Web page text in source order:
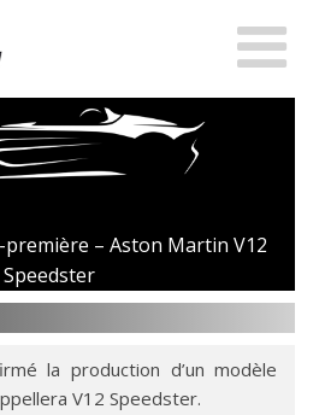
première – Aston Martin V12
Speedster
la production d’un modèle
V12 Speedster.